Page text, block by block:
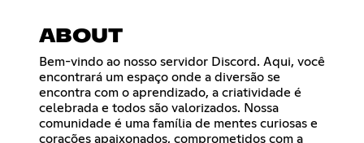
ABOUT
Bem-vindo ao nosso servidor Discord. Aqui, você
encontrará um espaço onde a diversão se
encontra com o aprendizado, a criatividade é
celebrada e todos são valorizados. Nossa
comunidade é uma família de mentes curiosas e
corações apaixonados, comprometidos com a